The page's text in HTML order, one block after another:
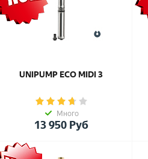
UNIPUMP ЕСО MIDI 3
Много
13 950Руб